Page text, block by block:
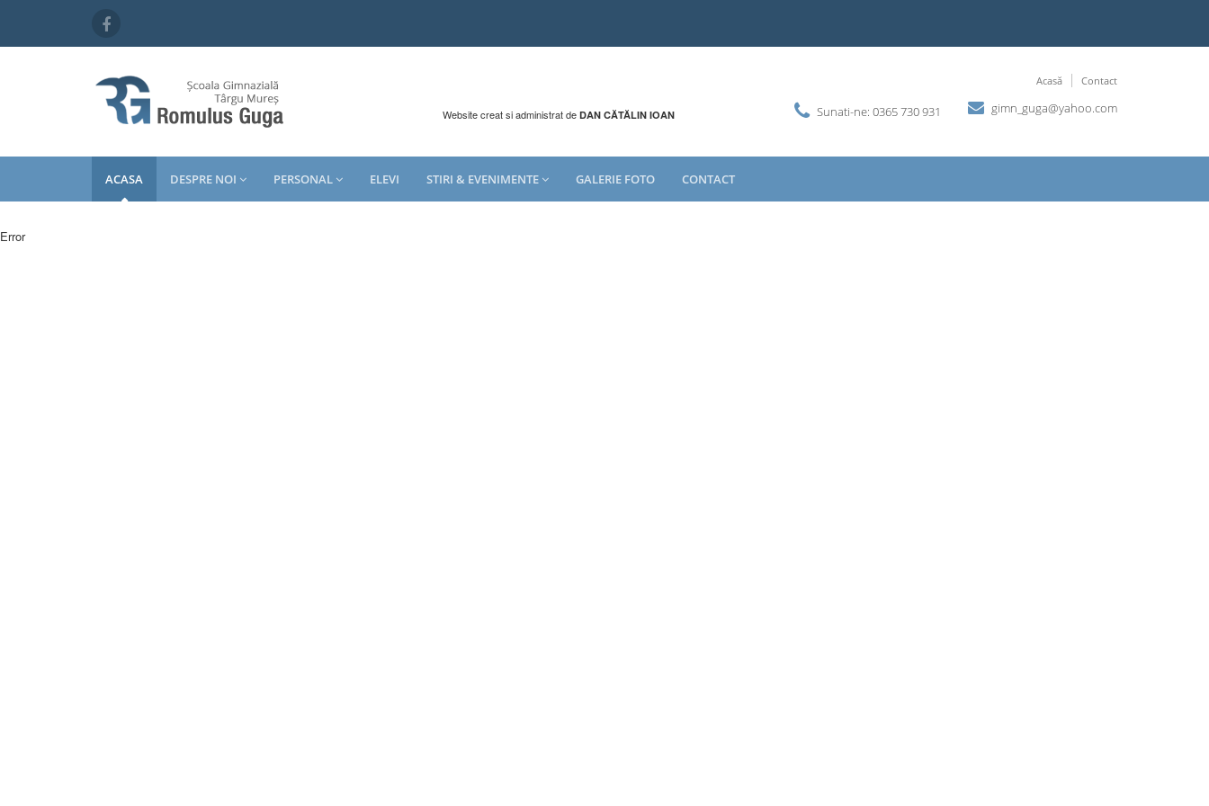
Acasă Contact
Sunati-ne: 0365 730 931 gimn_guga@yahoo.com
Website creat si administrat de DAN CĂTĂLIN IOAN
ACASA DESPRE NOI PERSONAL ELEVI STIRI & EVENIMENTE GALERIE FOTO CONTACT
Error